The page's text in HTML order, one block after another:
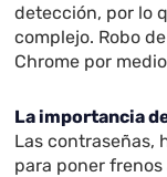
detección, por lo
complejo. Robo
Chrome por
La importancia
Las contraseñas,
para poner